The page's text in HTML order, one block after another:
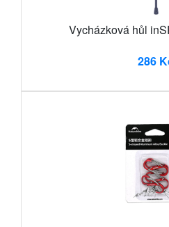
Vycházková hůl
286